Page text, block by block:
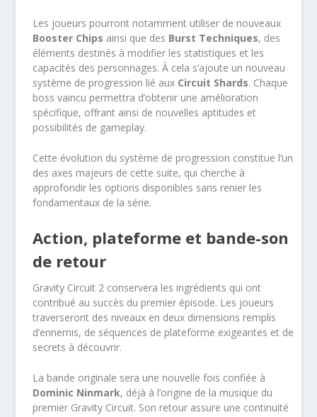
Les joueurs pourront notamment utiliser de nouveaux
Booster Chips ainsi que des Burst Techniques, des
éléments destinés à modifier les statistiques et les
capacités des personnages. À cela s’ajoute un nouveau
système de progression lié aux Circuit Shards. Chaque
boss vaincu permettra d’obtenir une amélioration
spécifique, offrant ainsi de nouvelles aptitudes et
possibilités de gameplay.
Cette évolution du système de progression constitue l’un
des axes majeurs de cette suite, qui cherche à
approfondir les options disponibles sans renier les
fondamentaux de la série.
Action, plateforme et bande-son
de retour
Gravity Circuit 2 conservera les ingrédients qui ont
contribué au succès du premier épisode. Les joueurs
traverseront des niveaux en deux dimensions remplis
d’ennemis, de séquences de plateforme exigeantes et de
secrets à découvrir.
La bande originale sera une nouvelle fois confiée à
Dominic Ninmark, déjà à l’origine de la musique du
premier Gravity Circuit. Son retour assure une continuité